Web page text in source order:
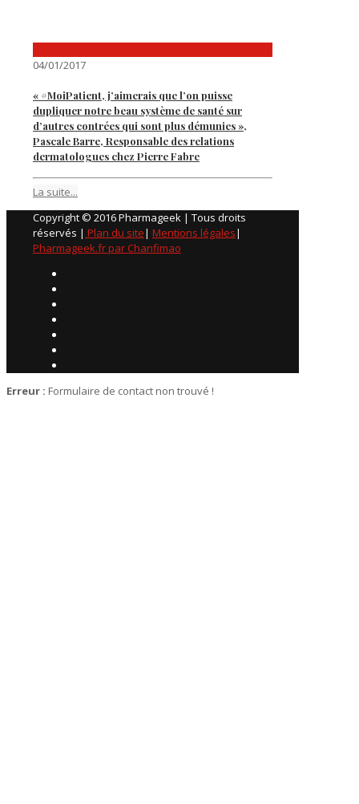
04/01/2017
« #MoiPatient, j’aimerais que l’on puisse
dupliquer notre beau système de santé sur
d’autres contrées qui sont plus démunies »,
Pascale Barre, Responsable des relations
dermatologues chez Pierre Fabre
La suite...
Copyright © 2016 Pharmageek | Tous droits
réservés | Plan du site| Mentions légales|
Pharmageek.fr par Chanfimao
Erreur : Formulaire de contact non trouvé !